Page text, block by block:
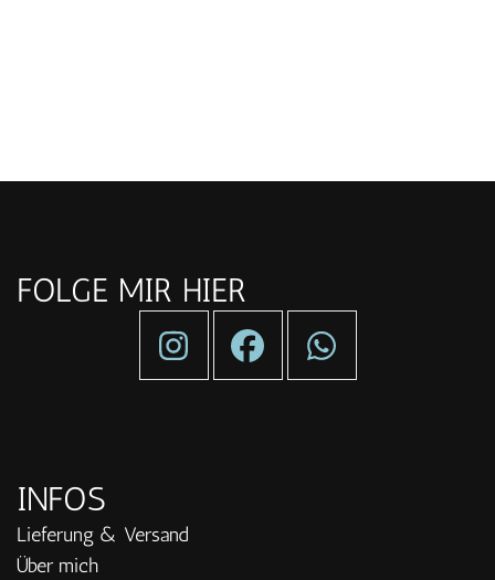
FOLGE MIR HIER
INFOS
Lieferung & Versand
Über mich